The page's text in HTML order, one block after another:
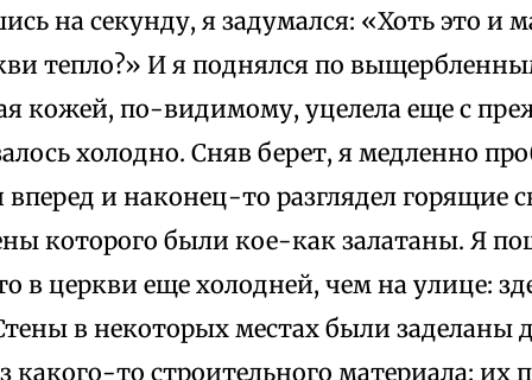
на секунду, я задумался: «Хоть это и
тепло?» И я поднялся по
кожей, по-видимому, уцелела еще с
холодно. Сняв берет, я медленно
и наконец-то разглядел горящие
которого были кое-как залатаны. Я
в церкви еще холодней, чем на улице:
в некоторых местах были заделаны
какого-то строительного материала: их